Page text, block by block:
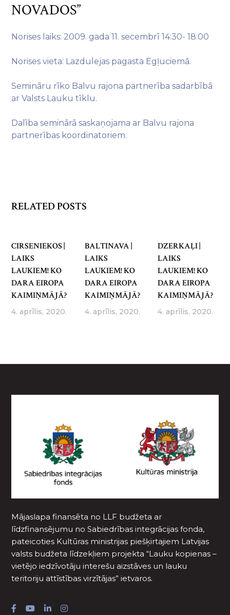
NOVADOS”
Norises laiks: 2009. gada 11. secembrī 14:30- 18:00
Norises vieta: Lazdulejas pagasta Egļuciemā.
Semināru rīko Balvu rajona partnerība sadarbībā
ar Valsts Lauku tīklu.
Dalība seminārā saskaņojama ar Balvu rajona
partnerības koordinatoriem.
RELATED POSTS
CIRSENIEKOS |
LAIKS
LAUKIEM! KO
DARA EIROPA
KAIMIŅMĀJĀ?
4. aprīlis, 2020.
BALTINAVA |
LAIKS
LAUKIEM! KO
DARA EIROPA
KAIMIŅMĀJĀ?
4. aprīlis, 2020.
DZERKAĻI |
LAIKS
LAUKIEM! KO
DARA EIROPA
KAIMIŅMĀJĀ?
4. aprīlis, 2020.
Mājaslapa finansēta no LLF budžeta ar
līdzfinansējumu no Sabiedrības integrācijas fonda,
pateicoties Kultūras ministrijas piešķirtajiem Latvijas
valsts budžeta līdzekļiem projekta “Lauku kopienas –
vietējo iedzīvotāju interešu aizstāves un lauku
teritoriju attīstības virzītājas” ietvaros.